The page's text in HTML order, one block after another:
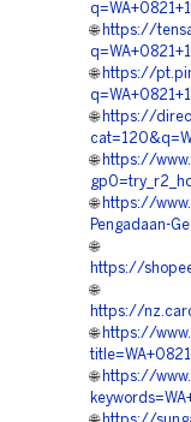
🌐 https://
🌐 https://
🌐 https://
🌐 https://
🌐 https://
Pengadaan-
🌐
https://
🌐
https://
🌐 https://
🌐 https://